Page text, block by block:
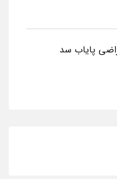
پایاب سد